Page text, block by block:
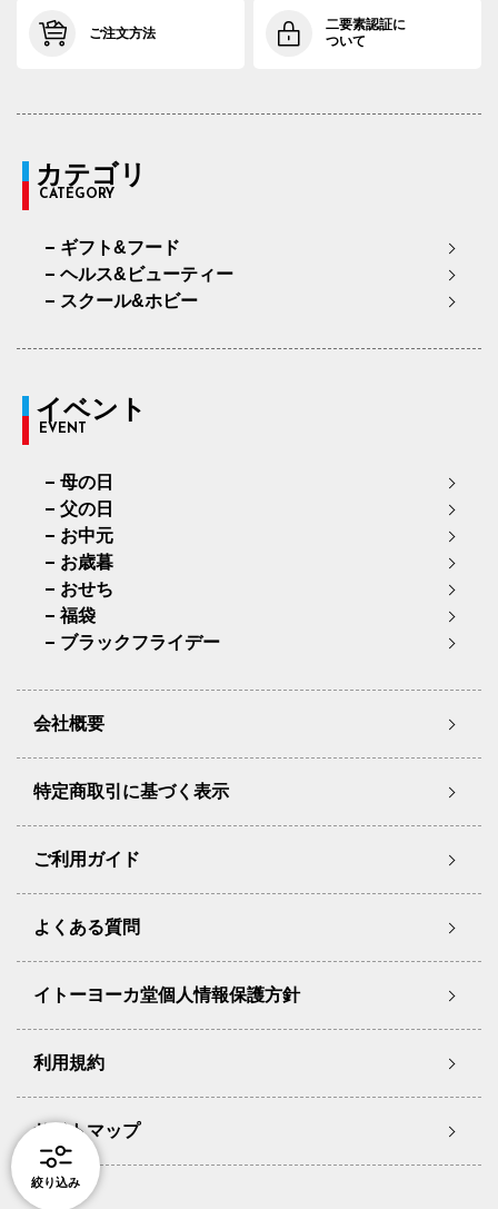
絞り込み
ご注文方法
二要素認証に
ついて
カテゴリ
CATEGORY
ギフト&フード
ヘルス&ビューティー
スクール&ホビー
イベント
EVENT
母の日
父の日
お中元
お歳暮
おせち
福袋
ブラックフライデー
会社概要
特定商取引に基づく表示
ご利用ガイド
よくある質問
イトーヨーカ堂個人情報保護方針
利用規約
サイトマップ